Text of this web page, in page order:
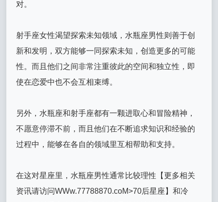
对。
射手座女性渴望探索未知领域，水瓶座男性则善于创
新和发明，双方能够一同探索未知，创造更多的可能
性。而且他们之间非常注重彼此的空间和独立性，即
使在恋爱中也不会互相束缚。
另外，水瓶座和射手座都有一颗进取心和冒险精神，
不愿意停滞不前，而且他们在不断追求知识和经验的
过程中，能够在各自的领域里互相帮助和支持。
在这对星座里，水瓶座男性通常比较理性【更多相关
资讯请访问WWw.77788870.coM>70后星座】和冷